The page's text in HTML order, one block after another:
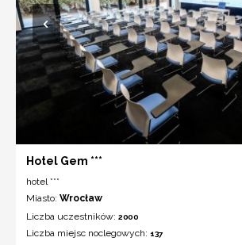
Hotel Gem ***
hotel ***
Miasto: Wrocław
Liczba uczestników: 2000
Liczba miejsc noclegowych: 137